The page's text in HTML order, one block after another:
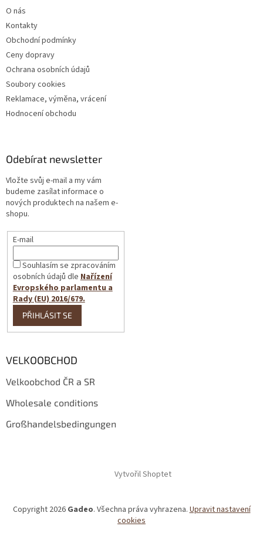
O nás
Kontakty
Obchodní podmínky
Ceny dopravy
Ochrana osobních údajů
Soubory cookies
Reklamace, výměna, vrácení
Hodnocení obchodu
Odebírat newsletter
Vložte svůj e-mail a my vám
budeme zasílat informace o
nových produktech na našem e-
shopu.
E-mail
Souhlasím se zpracováním
osobních údajů dle Nařízení
Evropského parlamentu a
Rady (EU) 2016/679.
PŘIHLÁSIT SE
VELKOOBCHOD
Velkoobchod ČR a SR
Wholesale conditions
Großhandelsbedingungen
Vytvořil Shoptet
Copyright 2026 Gadeo. Všechna práva vyhrazena.Upravit nastavení
cookies